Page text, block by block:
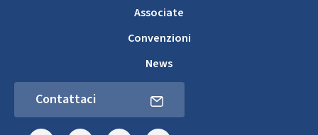
Associate
Convenzioni
News
Contattaci